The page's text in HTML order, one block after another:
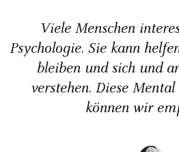
Viele Menschen
Psychologie. Sie kann
bleiben und sich und
verstehen. Diese
können wir